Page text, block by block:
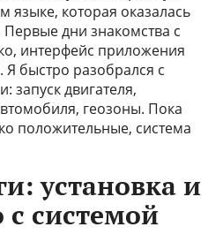
языке, которая оказалась
дни знакомства с
интерфейс приложения
быстро разобрался с
двигателя,
геозоны. Пока
положительные, система
установка и
с системой